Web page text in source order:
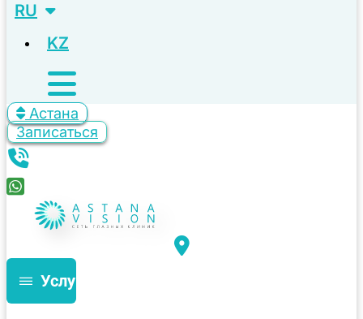
RU
KZ
Астана
Записаться
Услуги